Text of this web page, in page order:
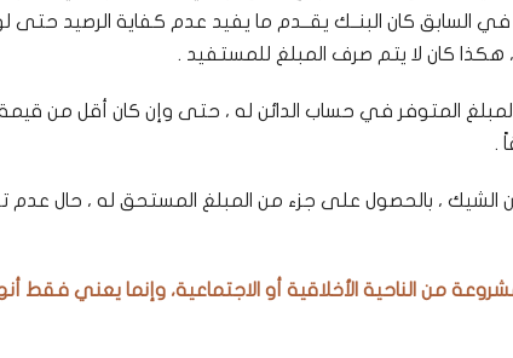
السابق كان البنــك يقــدم ما يفيد عدم كفاية الرصيد حتى
المتوفر في حساب الدائن له ، حتى وإن كان أقل من
.
، بالحصول على جزء من المبلغ المستحق له ، حال عدم
من الناحية الأخلاقية أو الاجتماعية، وإنما يعني فقط